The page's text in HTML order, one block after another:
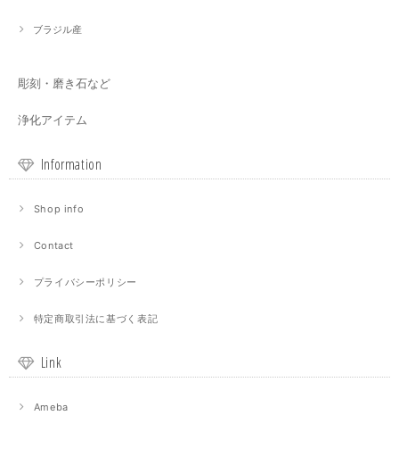
ブラジル産
彫刻・磨き石など
浄化アイテム
Information
Shop info
Contact
プライバシーポリシー
特定商取引法に基づく表記
Link
Ameba